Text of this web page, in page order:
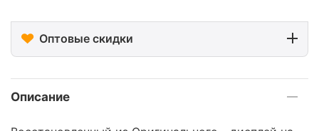
Оптовые скидки
Описание